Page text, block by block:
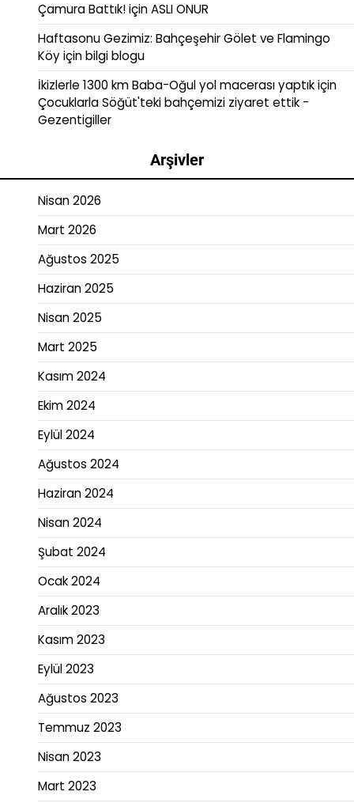
Çamura Battık!içinASLI ONUR
Haftasonu Gezimiz: Bahçeşehir Gölet ve Flamingo
Köyiçinbilgi blogu
İkizlerle 1300 km Baba-Oğul yol macerası yaptıkiçin
Çocuklarla Söğüt'teki bahçemizi ziyaret ettik -
Gezentigiller
Arşivler
Nisan 2026
Mart 2026
Ağustos 2025
Haziran 2025
Nisan 2025
Mart 2025
Kasım 2024
Ekim 2024
Eylül 2024
Ağustos 2024
Haziran 2024
Nisan 2024
Şubat 2024
Ocak 2024
Aralık 2023
Kasım 2023
Eylül 2023
Ağustos 2023
Temmuz 2023
Nisan 2023
Mart 2023